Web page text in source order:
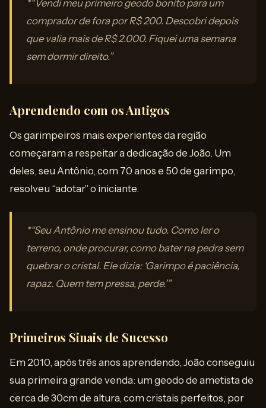
*“Vendi meu primeiro geodo bonito para um
comprador de fora por R$ 200. Descobri depois
que valia mais de R$ 2.000. Fiquei uma semana
sem dormir direito.”
Aprendendo com os Antigos
Os garimpeiros mais experientes da região
começaram a respeitar a dedicação de João. Um
deles, seu Antônio, com 70 anos e 50 de garimpo,
resolveu “adotar” o iniciante.
*“Seu Antônio me ensinou tudo. Como ler o
terreno, onde procurar, como bater na pedra sem
quebrar o cristal. Ele dizia: ‘Garimpo é paciência,
rapaz. Quem tem pressa, perde.’”
Primeiros Sinais de Sucesso
Em 2010, após três anos aprendendo, João conseguiu
sua primeira grande venda: um geodo de ametista de
cerca de 30cm de altura, com cristais perfeitos, por